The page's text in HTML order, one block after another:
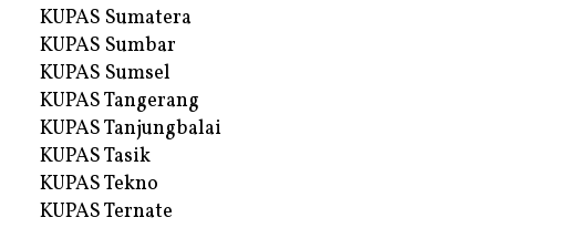
KUPAS Sumatera
KUPAS Sumbar
KUPAS Sumsel
KUPAS Tangerang
KUPAS Tanjungbalai
KUPAS Tasik
KUPAS Tekno
KUPAS Ternate